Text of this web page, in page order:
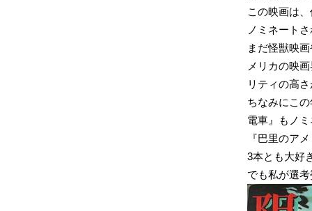
この映画は
ノミネート
まだ怪獣映
メリカの映
リティの高
ちなみにこ
電車』もノ
『巴里のア
3本とも大好
でも私が選